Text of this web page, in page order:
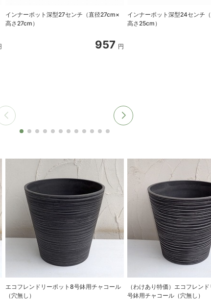
インナーポット深型27センチ（直径27cm×
高さ27cm）
957 円
インナーポット深型24センチ
高さ25cm）
エコフレンドリーポット8号鉢用チャコール
（穴無し）
（わけあり特価）エコフレン
号鉢用チャコール（穴無し）